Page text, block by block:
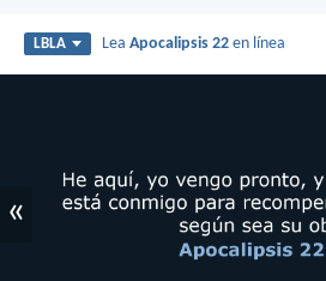
LBLA LeaApocalipsis 22 en línea
«